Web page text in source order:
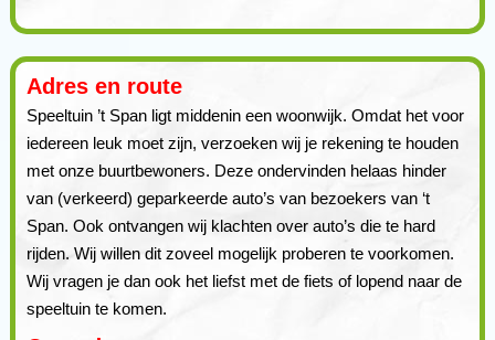
Adres en route
Speeltuin ’t Span ligt middenin een woonwijk. Omdat het voor
iedereen leuk moet zijn, verzoeken wij je rekening te houden
met onze buurtbewoners. Deze ondervinden helaas hinder
van (verkeerd) geparkeerde auto’s van bezoekers van ‘t
Span. Ook ontvangen wij klachten over auto’s die te hard
rijden. Wij willen dit zoveel mogelijk proberen te voorkomen.
Wij vragen je dan ook het liefst met de fiets of lopend naar de
speeltuin te komen.